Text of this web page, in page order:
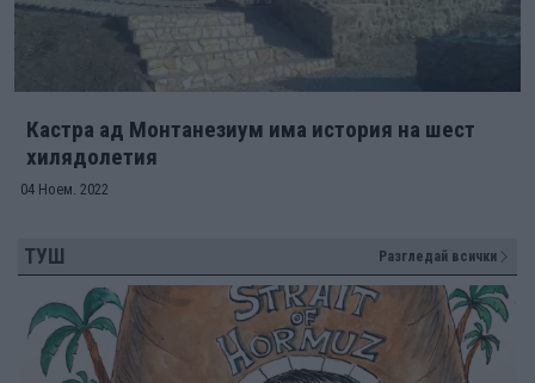
Кастра ад Монтанезиум има история на шест
хилядолетия
04 Ноем. 2022
ТУШ Разгледай всички